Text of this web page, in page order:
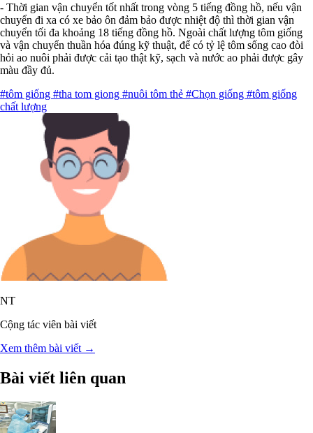
- Thời gian vận chuyển tốt nhất trong vòng 5 tiếng đồng hồ, nếu vận
chuyển đi xa có xe bảo ôn đảm bảo được nhiệt độ thì thời gian vận
chuyển tối đa khoảng 18 tiếng đồng hồ. Ngoài chất lượng tôm giống
và vận chuyển thuần hóa đúng kỹ thuật, để có tỷ lệ tôm sống cao đòi
hỏi ao nuôi phải được cải tạo thật kỹ, sạch và nước ao phải được gây
màu đầy đủ.
#tôm giống #tha tom giong #nuôi tôm thẻ #Chọn giống #tôm giống
chất lượng
NT
Cộng tác viên bài viết
Xem thêm bài viết →
Bài viết liên quan